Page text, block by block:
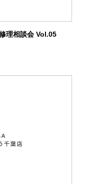
理相談会 Vol.05